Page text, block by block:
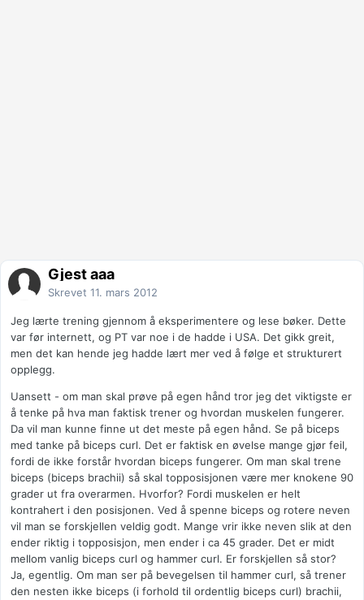
Gjest aaa
Skrevet 11. mars 2012
Jeg lærte trening gjennom å eksperimentere og lese bøker. Dette
var før internett, og PT var noe i de hadde i USA. Det gikk greit,
men det kan hende jeg hadde lært mer ved å følge et strukturert
opplegg.
Uansett - om man skal prøve på egen hånd tror jeg det viktigste er
å tenke på hva man faktisk trener og hvordan muskelen fungerer.
Da vil man kunne finne ut det meste på egen hånd. Se på biceps
med tanke på biceps curl. Det er faktisk en øvelse mange gjør feil,
fordi de ikke forstår hvordan biceps fungerer. Om man skal trene
biceps (biceps brachii) så skal topposisjonen være mer knokene 90
grader ut fra overarmen. Hvorfor? Fordi muskelen er helt
kontrahert i den posisjonen. Ved å spenne biceps og rotere neven
vil man se forskjellen veldig godt. Mange vrir ikke neven slik at den
ender riktig i topposisjon, men ender i ca 45 grader. Det er midt
mellom vanlig biceps curl og hammer curl. Er forskjellen så stor?
Ja, egentlig. Om man ser på bevegelsen til hammer curl, så trener
den nesten ikke biceps (i forhold til ordentlig biceps curl) brachii,